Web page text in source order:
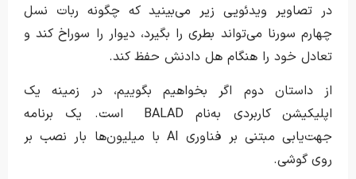
در تصاویر ویدئویی زیر می‌بینید که چگونه ربات نسل
چهارم سورنا می‌تواند بطری را بگیرد، دیوار را سوراخ کند و
تعادل خود را هنگام هل دادنش حفظ کند.
از داستان دوم اگر بخواهیم بگوییم،‌ در زمینه یک
اپلیکیشن کاربردی به‌نام BALAD است. یک برنامه
جهت‌یابی مبتنی بر فناوری AI با میلیون‌ها بار نصب بر
روی گوشی.